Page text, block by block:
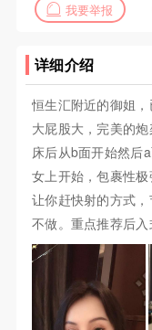
我要举报
详细介绍
恒生汇附近的御姐
大屁股大，完美的
床后从b面开始然后
女上开始，包裹性
让你赶快射的方式
不做。重点推荐后入